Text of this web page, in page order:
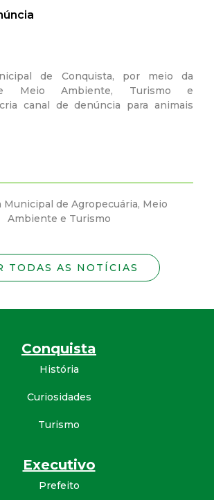
de Conquista, por meio da
Meio Ambiente, Turismo e
canal de denúncia para animais
Municipal de Agropecuária, Meio
Ambiente e Turismo
A
TODAS AS NOTÍCIAS
Conquista
História
Curiosidades
Turismo
Executivo
Prefeito